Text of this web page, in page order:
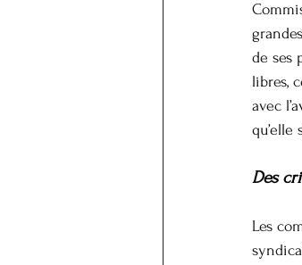
de ses
libres,
avec
Des
Les